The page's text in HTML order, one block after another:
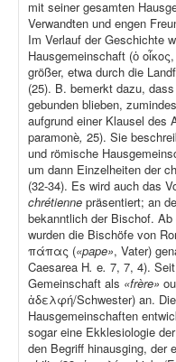
mit seiner gesamten
Verwandten und engen
Im Verlauf der Geschichte
Hausgemeinschaft (ὁ
größer, etwa durch die
(25). B. bemerkt dazu,
gebunden blieben,
aufgrund einer Klausel
paramonè, 25). Sie
und römische
um dann Einzelheiten der
(32-34). Es wird auch das
chrétienne präsentiert; an
bekanntlich der Bischof.
wurden die Bischöfe von
πάπας («pape», Vater)
Caesarea H. e. 7, 7, 4).
Gemeinschaft als «frère» ou
ἀδελφή/Schwester) an.
Hausgemeinschaften
sogar eine Ekklesiologie der
den Begriff hinausging, der